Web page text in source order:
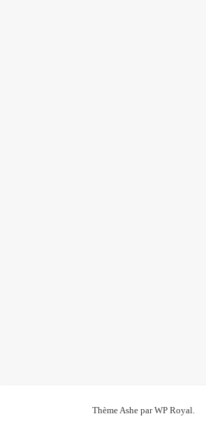
Thème Ashe parWP Royal.